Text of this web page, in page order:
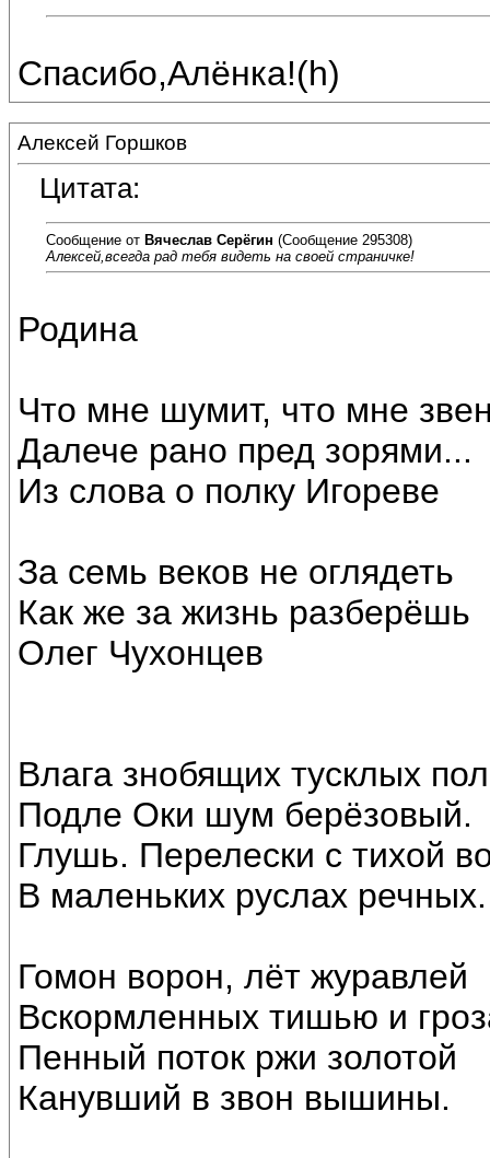
Спасибо,Алёнка!(h)
Алексей Горшков
Цитата:
Сообщение от Вячеслав Серёгин (Сообщение 295308)
Алексей,всегда рад тебя видеть на своей страничке!
Родина
Что мне шумит, что мне
Далече рано пред зорями...
Из слова о полку Игореве
За семь веков не оглядеть
Как же за жизнь разберёшь
Олег Чухонцев
Влага знобящих тусклых
Подле Оки шум берёзовый.
Глушь. Перелески с тихой
В маленьких руслах речных.
Гомон ворон, лёт журавлей
Вскормленных тишью и
Пенный поток ржи золотой
Канувший в звон вышины.